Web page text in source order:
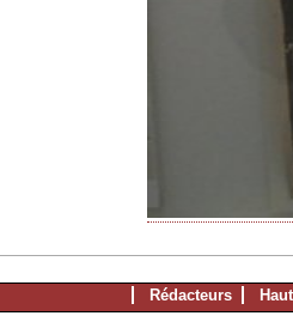
Rédacteurs